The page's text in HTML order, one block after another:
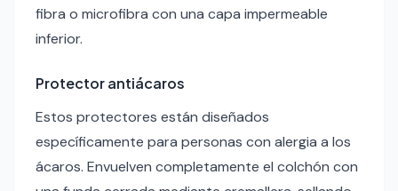
fibra o microfibra con una capa impermeable
inferior.
Protector antiácaros
Estos protectores están diseñados
específicamente para personas con alergia a los
ácaros. Envuelven completamente el colchón con